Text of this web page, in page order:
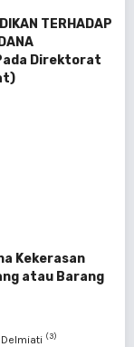
TERHADAP
Pada Direktorat
Kekerasan
atau Barang
Delmiati (3)